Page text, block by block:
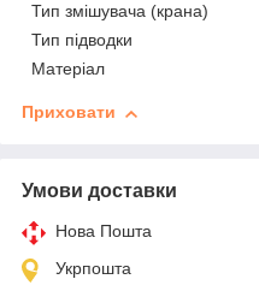
Тип змішувача (крана)
Тип підводки
Матеріал
Приховати
Умови доставки
Нова Пошта
Укрпошта